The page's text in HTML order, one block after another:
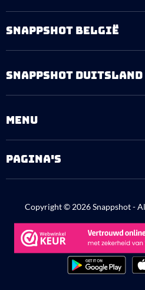
SNAPPSHOT BELGIË
SNAPPSHOT DUITSLAND
MENU
PAGINA'S
Copyright © 2026 Snappshot -